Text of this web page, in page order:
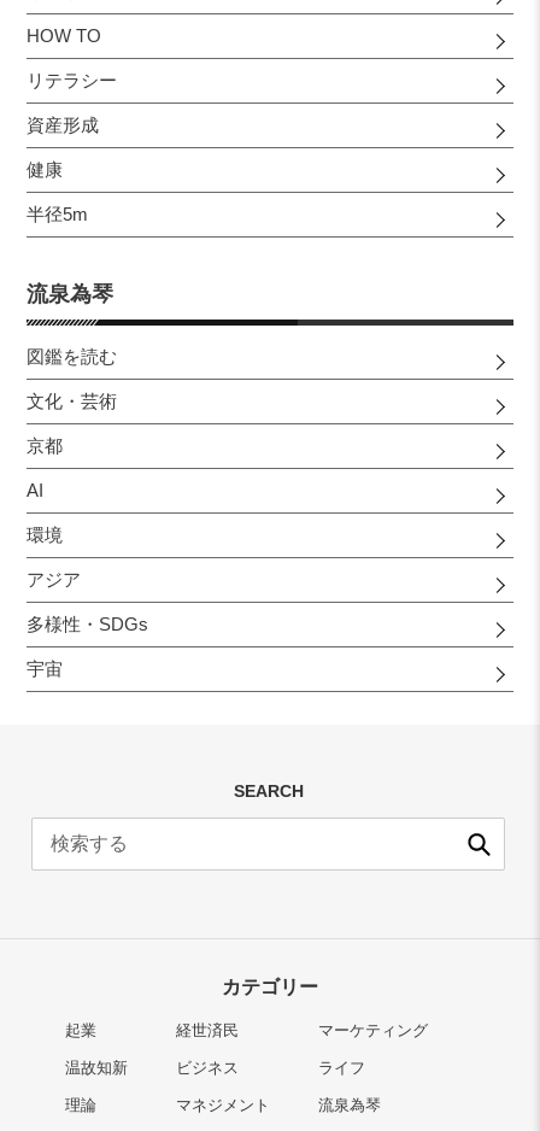
HOW TO
リテラシー
資産形成
健康
半径5m
流泉為琴
図鑑を読む
文化・芸術
京都
AI
環境
アジア
多様性・SDGs
宇宙
SEARCH
送
カテゴリー
起業
温故知新
理論
経世済民
ビジネス
マネジメント
マーケティング
ライフ
流泉為琴